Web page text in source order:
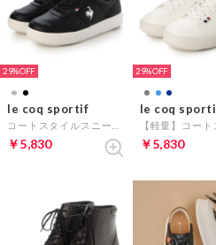
29%
le coq sportif
￥5,830
29%
le coq
￥5,830